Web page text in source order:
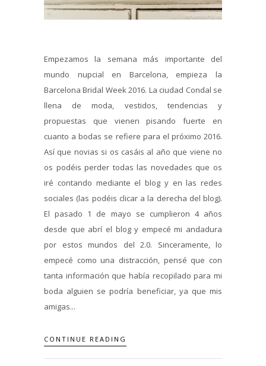
Empezamos la semana más importante del
mundo nupcial en Barcelona, empieza la
Barcelona Bridal Week 2016. La ciudad Condal se
llena de moda, vestidos, tendencias y
propuestas que vienen pisando fuerte en
cuanto a bodas se refiere para el próximo 2016.
Así que novias si os casáis al año que viene no
os podéis perder todas las novedades que os
iré contando mediante el blog y en las redes
sociales (las podéis clicar a la derecha del blog).
El pasado 1 de mayo se cumplieron 4 años
desde que abrí el blog y empecé mi andadura
por estos mundos del 2.0. Sinceramente, lo
empecé como una distracción, pensé que con
tanta información que había recopilado para mi
boda alguien se podría beneficiar, ya que mis
amigas...
CONTINUE READING